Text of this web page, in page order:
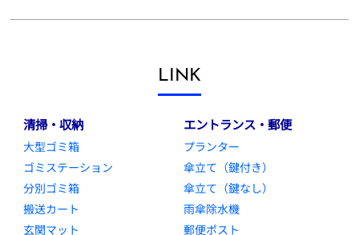
LINK
清掃・収納
大型ゴミ箱
ゴミステーション
分別ゴミ箱
搬送カート
玄関マット
エントランス・郵便
プランター
傘立て（鍵付き）
傘立て（鍵なし）
雨傘除水機
郵便ポスト